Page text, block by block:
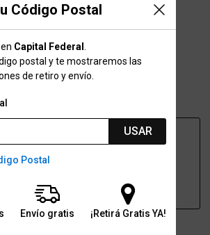
Código Postal
Capital Federal
postal y te mostraremos las
de retiro y envío.
USAR
Postal
Envío gratis ¡Retirá Gratis YA!
38
41
Seleccioná talle